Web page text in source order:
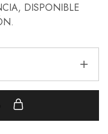
DISPONIBLE